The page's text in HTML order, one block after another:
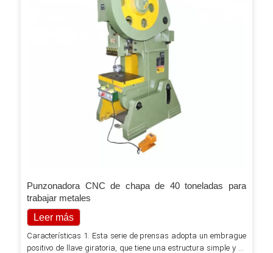
Punzonadora CNC de chapa de 40 toneladas para
trabajar metales
Leer más
Características 1. Esta serie de prensas adopta un embrague
positivo de llave giratoria, que tiene una estructura simple y es